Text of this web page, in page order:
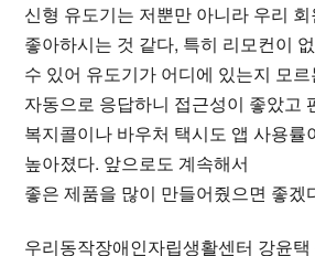
신형 유도기는 저뿐만 아니라 우리
좋아하시는 것 같다, 특히 리모컨이
수 있어 유도기가 어디에 있는지 모르
자동으로 응답하니 접근성이 좋았고
복지콜이나 바우처 택시도 앱 사용률
높아졌다. 앞으로도 계속해서
좋은 제품을 많이 만들어줬으면 좋겠
우리동작장애인자립생활센터 강윤